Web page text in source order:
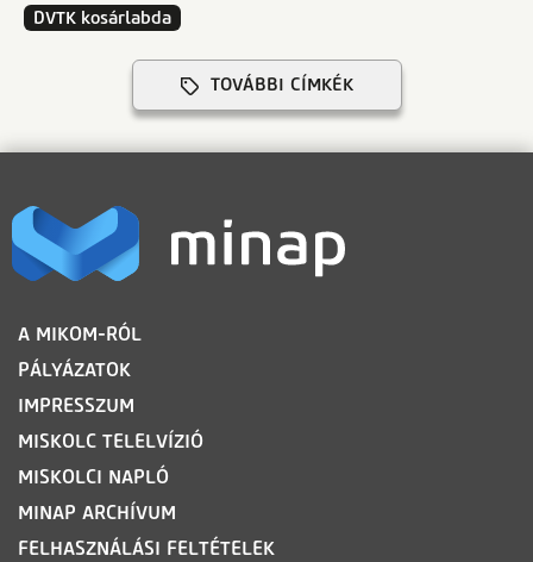
DVTK kosárlabda
TOVÁBBI CÍMKÉK
LÁBLÉC
A MIKOM-RÓL
PÁLYÁZATOK
IMPRESSZUM
MISKOLC TELELVÍZIÓ
MISKOLCI NAPLÓ
MINAP ARCHÍVUM
FELHASZNÁLÁSI FELTÉTELEK